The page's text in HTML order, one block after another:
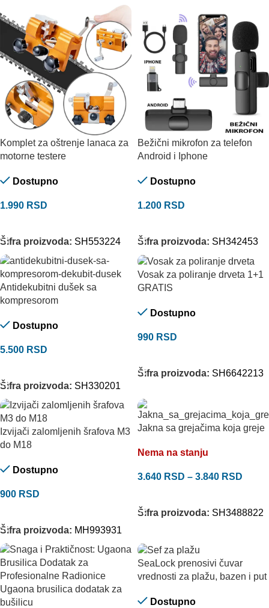
Komplet za oštrenje lanaca za
motorne testere
Dostupno
1.990 RSD
Šifra proizvoda: SH553224
Bežični mikrofon za telefon
Android i Iphone
Dostupno
1.200 RSD
Šifra proizvoda: SH342453
Antidekubitni dušek sa
kompresorom
Dostupno
5.500 RSD
Šifra proizvoda: SH330201
Vosak za poliranje drveta 1+1
GRATIS
Dostupno
990 RSD
Šifra proizvoda: SH6642213
Izvijači zalomljenih šrafova M3
do M18
Dostupno
900 RSD
Šifra proizvoda: MH993931
Jakna sa grejačima koja greje
Nema na stanju
3.640 RSD – 3.840 RSD
Šifra proizvoda: SH3488822
Ugaona brusilica dodatak za
bušilicu
SeaLock prenosivi čuvar
vrednosti za plažu, bazen i put
Dostupno